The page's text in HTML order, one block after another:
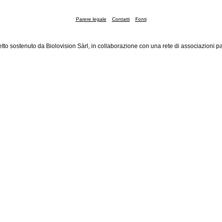
Parere legale Contatti Fonti
sostenuto da Biolovision Sàrl, in collaborazione con una rete di associazioni